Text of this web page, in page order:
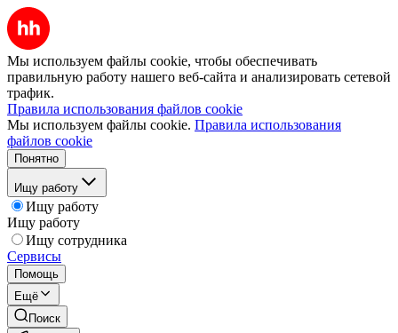
Мы используем файлы cookie, чтобы обеспечивать
правильную работу нашего веб-сайта и анализировать сетевой
трафик.
Правила использования файлов cookie
Мы используем файлы cookie. Правила использования
файлов cookie
Понятно
Ищу работу
Ищу работу
Ищу работу
Ищу сотрудника
Сервисы
Помощь
Ещё
Поиск